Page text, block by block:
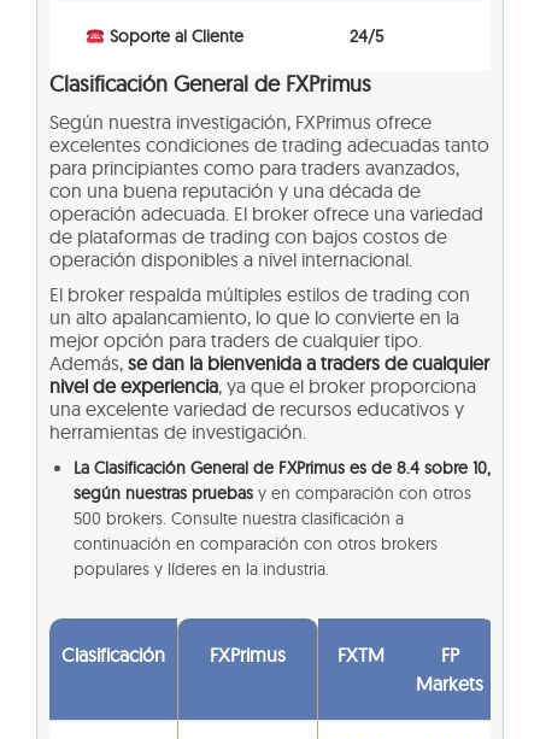
Soporte al Cliente 24/5
Clasificación General de FXPrimus
Según nuestra investigación, FXPrimus ofrece
excelentes condiciones de trading adecuadas tanto
para principiantes como para traders avanzados,
con una buena reputación y una década de
operación adecuada. El broker ofrece una variedad
de plataformas de trading con bajos costos de
operación disponibles a nivel internacional.
El broker respalda múltiples estilos de trading con
un alto apalancamiento, lo que lo convierte en la
mejor opción para traders de cualquier tipo.
Además, se dan la bienvenida a traders de cualquier
nivel de experiencia, ya que el broker proporciona
una excelente variedad de recursos educativos y
herramientas de investigación.
La Clasificación General de FXPrimus es de 8.4 sobre 10,
según nuestras pruebas y en comparación con otros
500 brokers. Consulte nuestra clasificación a
continuación en comparación con otros brokers
populares y líderes en la industria.
Clasificación FXPrimus FXTM
FP
Markets